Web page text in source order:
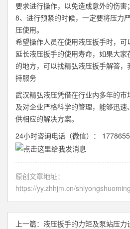
要求进行操作，以免造成意外的伤害；
8、进行预紧的时候，一定要将压力
压使用。
希望操作人员在使用液压扳手时，
延长液压扳手的使用寿命，如果大
的地方，可以找精弘液压扳手解答，
持服务
武汉精弘液压凭借在行业内多年的
及对企业严格科学的管理，能够迅
供相应的解决方案。
24小时咨询电话（微信）：
原创文章地址：
https://yy.zhhjm.cn/
上一篇： 液压扳手的力矩及泵站压